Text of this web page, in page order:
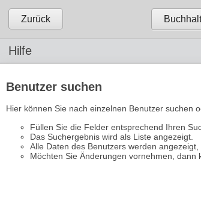
Zurück
Hilfe
Benutzer suchen
Hier können Sie nach einzelnen Benutzer suchen
Füllen Sie die Felder entsprechend Ihren
Das Suchergebnis wird als Liste angezeigt.
Alle Daten des Benutzers werden
Möchten Sie Änderungen vornehmen, dann